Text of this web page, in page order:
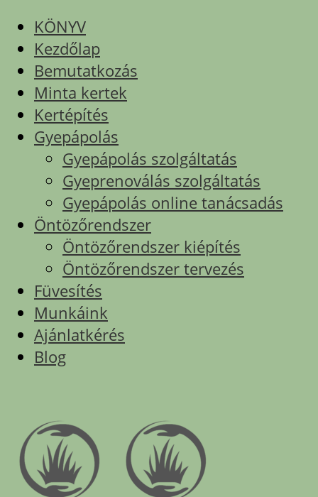
KÖNYV
Kezdőlap
Bemutatkozás
Minta kertek
Kertépítés
Gyepápolás
Gyepápolás szolgáltatás
Gyeprenoválás szolgáltatás
Gyepápolás online tanácsadás
Öntözőrendszer
Öntözőrendszer kiépítés
Öntözőrendszer tervezés
Füvesítés
Munkáink
Ajánlatkérés
Blog